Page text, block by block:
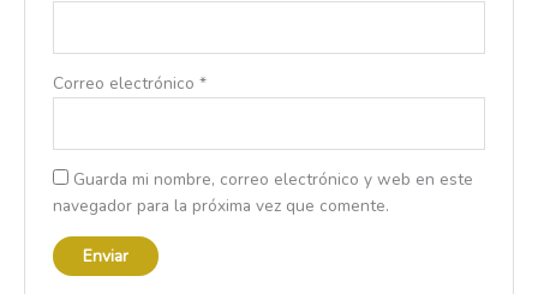
Correo electrónico *
Guarda mi nombre, correo electrónico y web en este
navegador para la próxima vez que comente.